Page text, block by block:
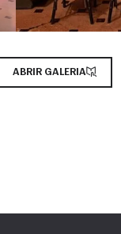
ABRIR GALERIA